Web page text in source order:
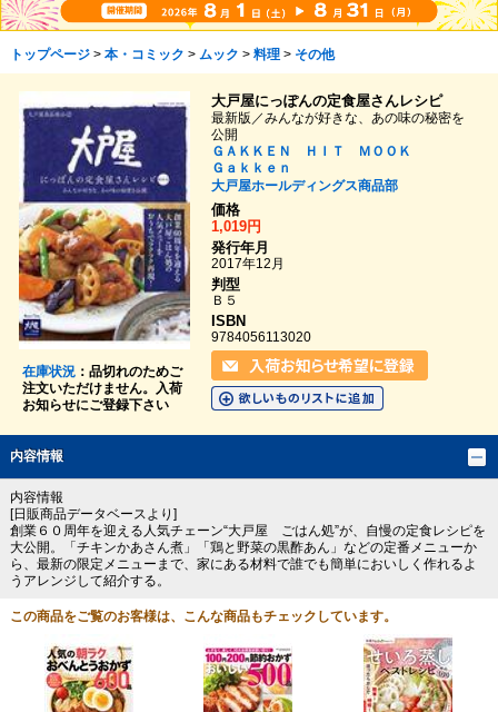
トップページ> 本・コミック > ムック > 料理> その他
在庫状況：品切れのためご
注文いただけません。入荷
お知らせにご登録下さい
大戸屋にっぽんの定食屋さんレシピ
最新版／みんなが好きな、あの味の秘密を
公開
ＧＡＫＫＥＮ ＨＩＴ ＭＯＯＫ
Ｇａｋｋｅｎ
大戸屋ホールディングス商品部
価格
1,019円
発行年月
2017年12月
判型
Ｂ５
ISBN
9784056113020
内容情報
内容情報
[日販商品データベースより]
創業６０周年を迎える人気チェーン“大戸屋 ごはん処”が、自慢の定食レシピを
大公開。「チキンかあさん煮」「鶏と野菜の黒酢あん」などの定番メニューか
ら、最新の限定メニューまで、家にある材料で誰でも簡単においしく作れるよ
うアレンジして紹介する。
この商品をご覧のお客様は、こんな商品もチェックしています。